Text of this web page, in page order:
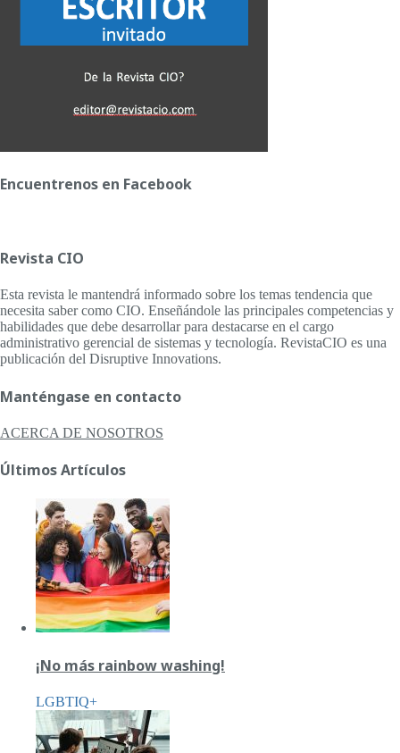
Encuentrenos en Facebook
Revista CIO
Esta revista le mantendrá informado sobre los temas tendencia que
necesita saber como CIO. Enseñándole las principales competencias y
habilidades que debe desarrollar para destacarse en el cargo
administrativo gerencial de sistemas y tecnología. RevistaCIO es una
publicación del Disruptive Innovations.
Manténgase en contacto
ACERCA DE NOSOTROS
Últimos Artículos
¡No más rainbow washing!
LGBTIQ+